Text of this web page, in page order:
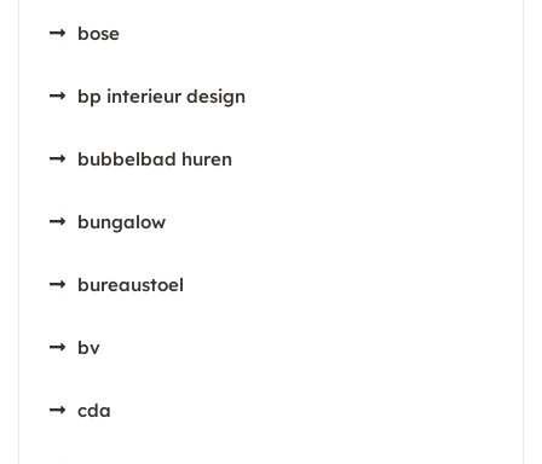
bose
bp interieur design
bubbelbad huren
bungalow
bureaustoel
bv
cda